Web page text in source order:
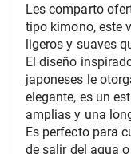
Les comparto
tipo kimono, este
ligeros y suaves
El diseño
japoneses le
elegante, es un
amplias y una
Es perfecto para
de salir del agua